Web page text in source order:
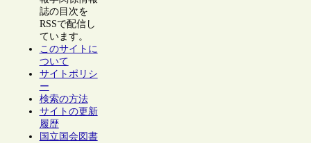
誌の目次を
RSSで配信し
ています。
このサイトに
ついて
サイトポリシ
ー
検索の方法
サイトの更新
履歴
国立国会図書